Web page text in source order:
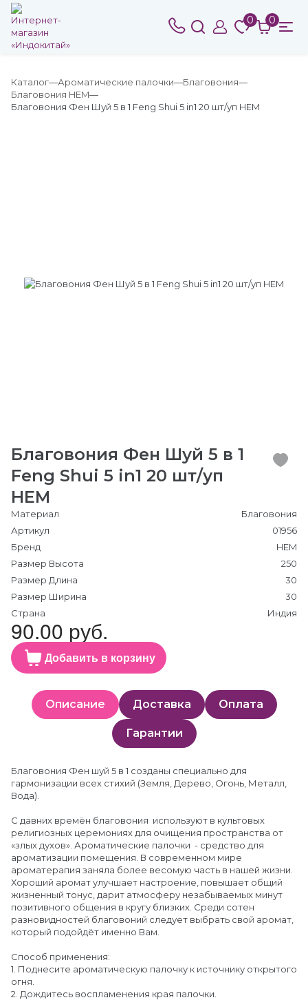
0 0
Каталог Ароматические палочки
Благовония
Благовония HEM
Благовония Фен Шуй 5 в 1 Feng Shui 5 in1 20 шт/уп HEM
Благовония Фен Шуй 5 в 1
Feng Shui 5 in1 20 шт/уп
HEM
Материал
Благовония
Артикул
01956
Бренд
HEM
Размер Высота
250
Размер Длина
30
Размер Ширина
30
Страна
Индия
90.00 руб.
Добавить в корзину
Описание Доставка Оплата
Гарантии
Благовония Фен шуй 5 в 1 созданы специально для
гармонизации всех стихий (Земля, Дерево, Огонь, Металл,
Вода).
С давних времён благовония используют в культовых
религиозных церемониях для очищения пространства от
«злых духов». Ароматические палочки - средство для
ароматизации помещения. В современном мире
ароматерапия заняла более весомую часть в нашей жизни.
Хороший аромат улучшает настроение, повышает общий
жизненный тонус, дарит атмосферу незабываемых минут
позитивного общения в кругу близких. Среди сотен
разновидностей благовоний следует выбрать свой аромат,
который подойдёт именно Вам.
Способ применения:
1. Поднесите ароматическую палочку к источнику открытого
огня.
2. Дождитесь воспламенения края палочки.